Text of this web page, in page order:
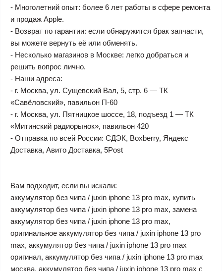
- Многолетний опыт: более 6 лет работы в сфере ремонта
и продаж Apple.
- Возврат по гарантии: если обнаружится брак запчасти,
вы можете вернуть её или обменять.
- Несколько магазинов в Москве: легко добраться и
решить вопрос лично.
- Наши адреса:
- г. Москва, ул. Сущевский Вал, 5, стр. 6 — ТК
«Савёловский», павильон П-60
- г. Москва, ул. Пятницкое шоссе, 18, подъезд 1 — ТК
«Митинский радиорынок», павильон 420
- Отправка по всей России: СДЭК, Boxberry, Яндекс
Доставка, Авито Доставка, 5Post
Вам подходит, если вы искали:
аккумулятор без чипа / juxin iphone 13 pro max, купить
аккумулятор без чипа / juxin iphone 13 pro max, замена
аккумулятор без чипа / juxin iphone 13 pro max,
оригинальное аккумулятор без чипа / juxin iphone 13 pro
max, аккумулятор без чипа / juxin iphone 13 pro max
оригинал, аккумулятор без чипа / juxin iphone 13 pro max
москва, аккумулятор без чипа / juxin iphone 13 pro max с